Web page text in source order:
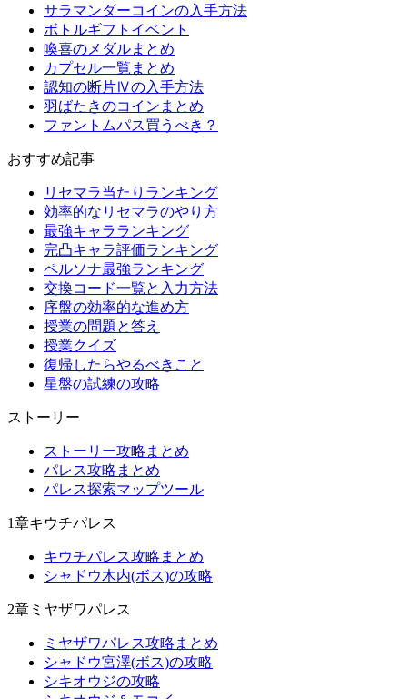
サラマンダーコインの入手方法
ボトルギフトイベント
喚喜のメダルまとめ
カプセル一覧まとめ
認知の断片Ⅳの入手方法
羽ばたきのコインまとめ
ファントムパス買うべき？
おすすめ記事
リセマラ当たりランキング
効率的なリセマラのやり方
最強キャラランキング
完凸キャラ評価ランキング
ペルソナ最強ランキング
交換コード一覧と入力方法
序盤の効率的な進め方
授業の問題と答え
授業クイズ
復帰したらやるべきこと
星盤の試練の攻略
ストーリー
ストーリー攻略まとめ
パレス攻略まとめ
パレス探索マップツール
1章キウチパレス
キウチパレス攻略まとめ
シャドウ木内(ボス)の攻略
2章ミヤザワパレス
ミヤザワパレス攻略まとめ
シャドウ宮澤(ボス)の攻略
シキオウジの攻略